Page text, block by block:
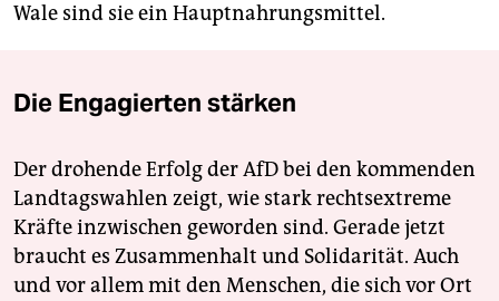
Wale sind sie ein Hauptnahrungsmittel.
Die Engagierten stärken
Der drohende Erfolg der AfD bei den kommenden
Landtagswahlen zeigt, wie stark rechtsextreme
Kräfte inzwischen geworden sind. Gerade jetzt
braucht es Zusammenhalt und Solidarität. Auch
und vor allem mit den Menschen, die sich vor Ort